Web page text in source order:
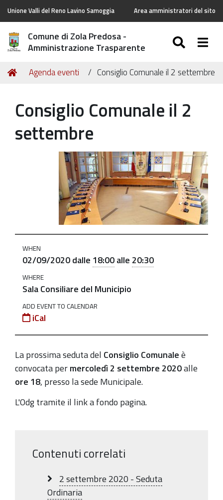
Unione Valli del Reno Lavino Samoggia Area amministratori del sito
Comune di Zola Predosa -
Amministrazione Trasparente
Tu
Home
Agenda eventi Consiglio Comunale il 2 settembre
Consiglio Comunale il 2
settembre
https://old.comune.zolapredosa.bo.it/events/consiglio-
settembre
09-
02T18:00:00+02:00
09-
02T20:30:00+02:00
WHEN
02/09/2020dalle 18:00alle 20:30
WHERE
Sala Consiliare del Municipio
ADD EVENT TO CALENDAR
iCal
La prossima seduta del Consiglio Comunaleè
convocata permercoledì 2 settembre 2020alle
ore 18, presso la sede Municipale.
L'Odg tramite il link a fondo pagina.
Contenuti correlati
2 settembre 2020 - Seduta
Ordinaria